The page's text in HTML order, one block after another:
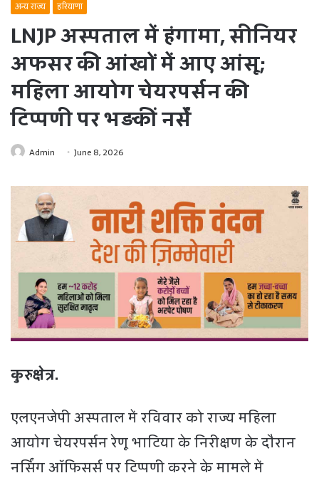
अन्य राज्य हरियाणा
LNJP अस्पताल में हंगामा, सीनियर
अफसर की आंखों में आए आंसू;
महिला आयोग चेयरपर्सन की
टिप्पणी पर भड़कीं नर्सें
Admin June 8, 2026
कुरुक्षेत्र.
एलएनजेपी अस्पताल में रविवार को राज्य महिला
आयोग चेयरपर्सन रेणू भाटिया के निरीक्षण के दौरान
नर्सिंग ऑफिसर्स पर टिप्पणी करने के मामले में